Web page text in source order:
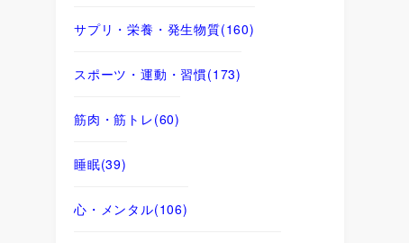
サプリ・栄養・発生物質(160)
スポーツ・運動・習慣(173)
筋肉・筋トレ(60)
睡眠(39)
心・メンタル(106)